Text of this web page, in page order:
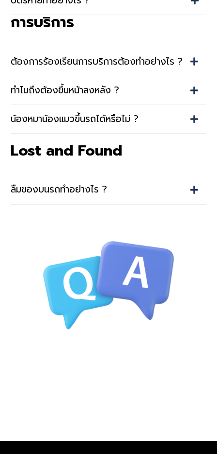
การบริการ
ต้องการร้องเรียนการบริการต้องทำอย่างไร ?
ทำไมถึงต้องขึ้นหน้าลงหลัง ?
น้องหมาน้องแมวขึ้นรถได้หรือไม่ ?
Lost and Found
ลืมของบนรถทำอย่างไร ?